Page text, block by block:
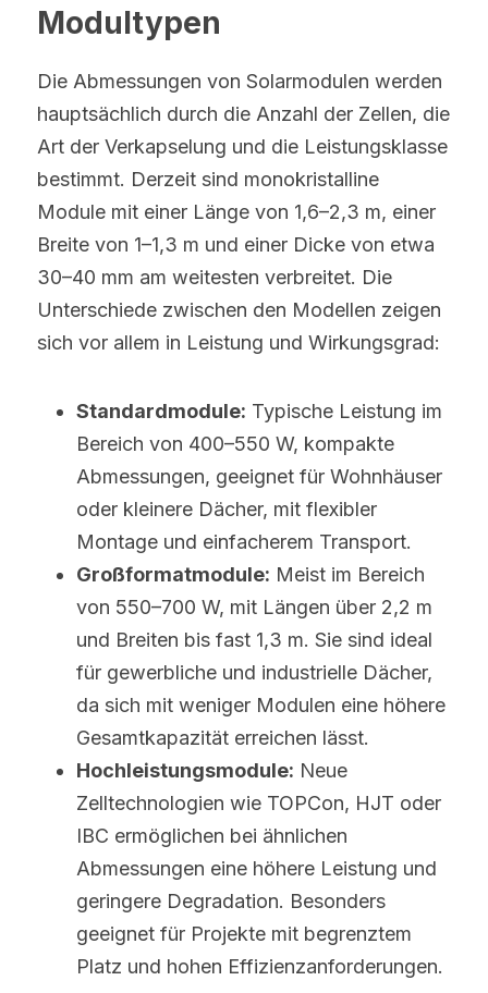
Modultypen
Die Abmessungen von Solarmodulen werden
hauptsächlich durch die Anzahl der Zellen, die
Art der Verkapselung und die Leistungsklasse
bestimmt. Derzeit sind monokristalline
Module mit einer Länge von 1,6–2,3 m, einer
Breite von 1–1,3 m und einer Dicke von etwa
30–40 mm am weitesten verbreitet. Die
Unterschiede zwischen den Modellen zeigen
sich vor allem in Leistung und Wirkungsgrad:
Standardmodule: Typische Leistung im
Bereich von 400–550 W, kompakte
Abmessungen, geeignet für Wohnhäuser
oder kleinere Dächer, mit flexibler
Montage und einfacherem Transport.
Großformatmodule: Meist im Bereich
von 550–700 W, mit Längen über 2,2 m
und Breiten bis fast 1,3 m. Sie sind ideal
für gewerbliche und industrielle Dächer,
da sich mit weniger Modulen eine höhere
Gesamtkapazität erreichen lässt.
Hochleistungsmodule: Neue
Zelltechnologien wie TOPCon, HJT oder
IBC ermöglichen bei ähnlichen
Abmessungen eine höhere Leistung und
geringere Degradation. Besonders
geeignet für Projekte mit begrenztem
Platz und hohen Effizienzanforderungen.